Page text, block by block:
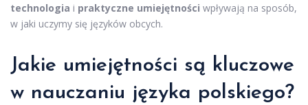
technologia i praktyczne umiejętności wpływają na sposób,
w jaki uczymy się języków obcych.
Jakie umiejętności są kluczowe
w nauczaniu języka polskiego?